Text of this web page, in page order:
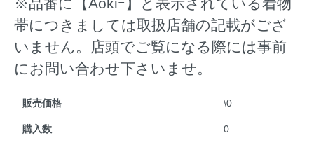
※品番に【Aokiｰ】と表示されている着物
帯につきましては取扱店舗の記載がござ
いません。店頭でご覧になる際には事前
にお問い合わせ下さいませ。
販売価格 \0
購入数 0